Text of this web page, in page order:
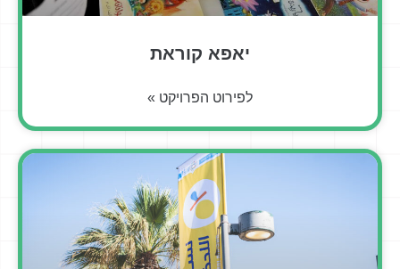
יאפא קוראת
לפירוט הפרויקט »